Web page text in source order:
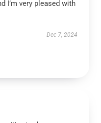
I’m very pleased with
Dec 7, 2024